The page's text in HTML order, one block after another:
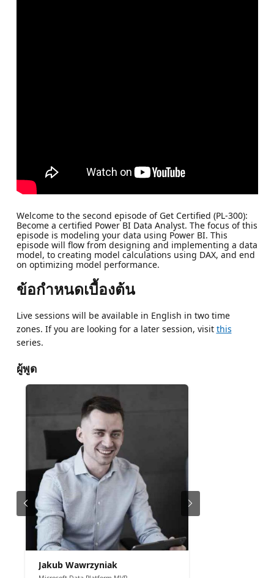
Welcome to the second episode of Get Certified (PL-300):
Become a certified Power BI Data Analyst. The focus of this
episode is modeling your data using Power BI. This
episode will flow from designing and implementing a data
model, to creating model calculations using DAX, and end
on optimizing model performance.
ข้อกำหนดเบื้องต้น
Live sessions will be available in English in two time
zones. If you are looking for a later session, visit this
series.
ผู้พูด
Jakub Wawrzyniak